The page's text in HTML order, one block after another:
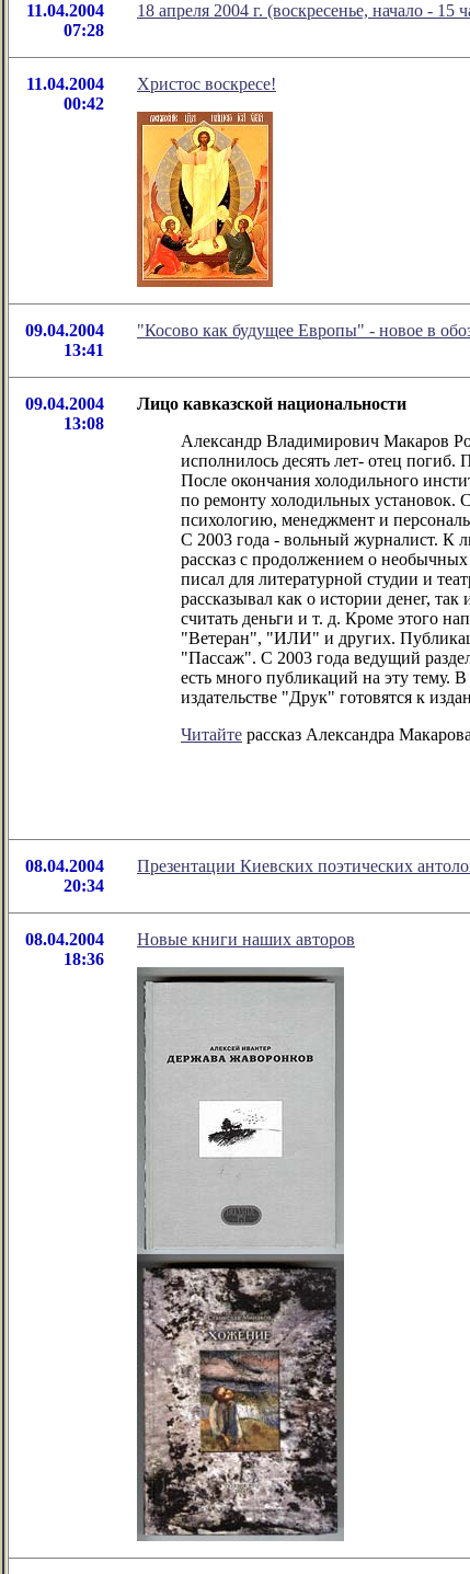
11.04.2004
07:28
18 апреля 2004 г. (воскресенье, начало
11.04.2004
00:42
Христос воскресе!
09.04.2004
13:41
"Косово как будущее Европы" - новое в
09.04.2004
13:08
Лицо кавказской национальности
Александр Владимирович Макаров
исполнилось десять лет- отец
После окончания холодильного
по ремонту холодильных установок.
психологию, менеджмент и
С 2003 года - вольный журналист. К
рассказ с продолжением о
писал для литературной студии и
рассказывал как о истории денег,
считать деньги и т. д. Кроме этого
"Ветеран", "ИЛИ" и других.
"Пассаж". С 2003 года ведущий
есть много публикаций на эту тему.
издательстве "Друк" готовятся к
Читайте рассказ Александра
08.04.2004
20:34
Презентации Киевских поэтических
08.04.2004
18:36
Новые книги наших авторов